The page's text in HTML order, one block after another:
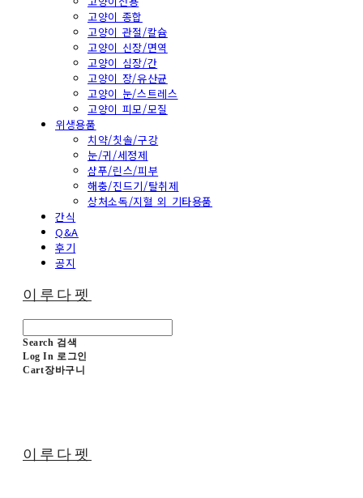
고양이 종합
고양이 관절/칼슘
고양이 신장/면역
고양이 심장/간
고양이 장/유산균
고양이 눈/스트레스
고양이 피모/모질
위생용품
치약/칫솔/구강
눈/귀/세정제
샴푸/린스/피부
해충/진드기/탈취제
상처소독/지혈 외 기타용품
간식
Q&A
후기
공지
이루다펫
Search 검색
Log In 로그인
Cart장바구니
이루다펫